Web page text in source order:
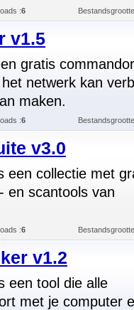
:6
v1.5
gratis
netwerk kan
maken.
:6
v3.0
een collectie met
en scantools van
:6
v1.2
een tool die alle
met je computer